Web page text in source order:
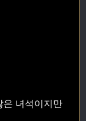
은 녀석이지만